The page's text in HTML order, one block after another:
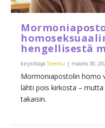
hengellisestä
kirjoittajaTeemu | maalis 30,
Mormoniapostolin homo
lähti pois kirkosta –
takaisin.